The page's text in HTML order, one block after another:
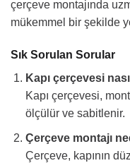
çerçeve montajında
mükemmel bir şekilde
Sık Sorulan Sorular
Kapı çerçevesi
Kapı çerçevesi,
ölçülür ve sabitlenir.
Çerçeve montajı
Çerçeve, kapının